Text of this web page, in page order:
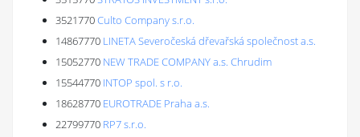
3521770Culto Company s.r.o.
14867770 LINETA Severočeská dřevařská společnost a.s.
15052770 NEW TRADE COMPANY a.s. Chrudim
15544770 INTOP spol. s r.o.
18628770 EUROTRADE Praha a.s.
22799770 RP7 s.r.o.